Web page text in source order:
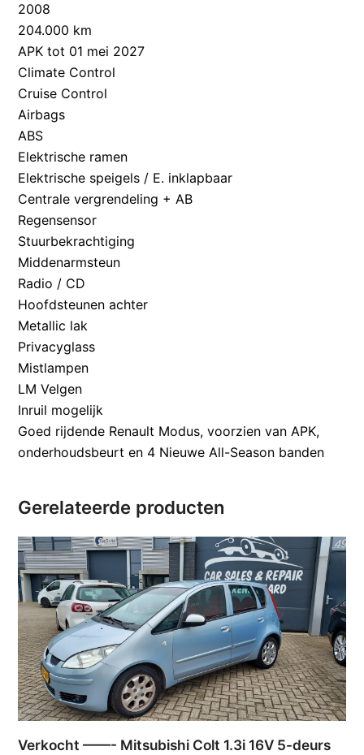
2008
204.000 km
APK tot 01 mei 2027
Climate Control
Cruise Control
Airbags
ABS
Elektrische ramen
Elektrische speigels / E. inklapbaar
Centrale vergrendeling + AB
Regensensor
Stuurbekrachtiging
Middenarmsteun
Radio / CD
Hoofdsteunen achter
Metallic lak
Privacyglass
Mistlampen
LM Velgen
Inruil mogelijk
Goed rijdende Renault Modus, voorzien van APK,
onderhoudsbeurt en 4 Nieuwe All-Season banden
Gerelateerde producten
Verkocht ——- Mitsubishi Colt 1.3i 16V 5-deurs